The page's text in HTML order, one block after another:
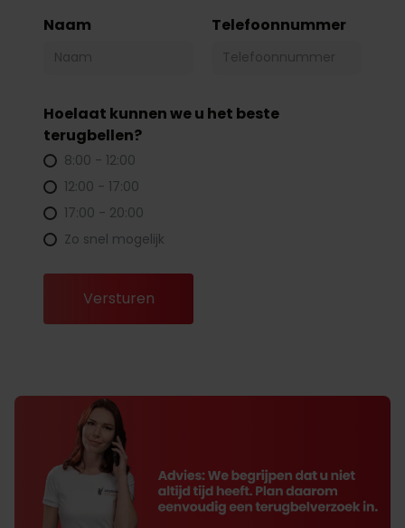
Naam
Telefoonnummer
Hoelaat kunnen we u het beste
terugbellen?
8:00 - 12:00
12:00 - 17:00
17:00 - 20:00
Zo snel mogelijk